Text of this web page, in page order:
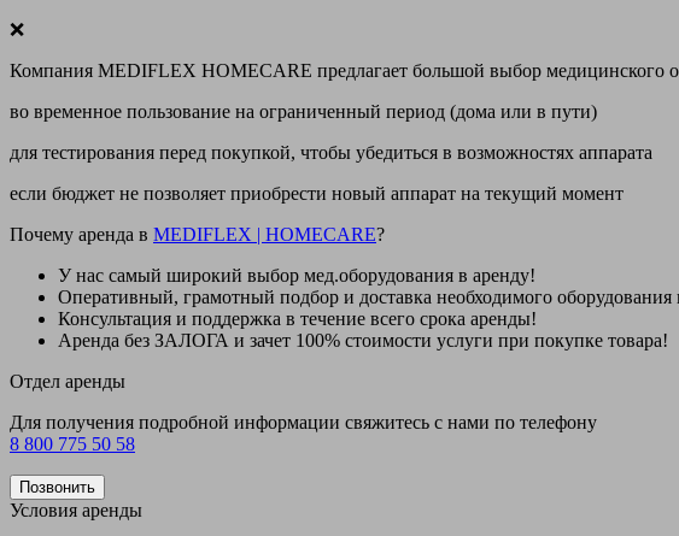
❌
Компания MEDIFLEX HOMECARE предлагает большой выбор медицинского
во временное пользование на ограниченный период (дома или в пути)
для тестирования перед покупкой, чтобы убедиться в возможностях аппарата
если бюджет не позволяет приобрести новый аппарат на текущий момент
Почему аренда в MEDIFLEX | HOMECARE?
У нас самый широкий выбор мед.оборудования в аренду!
Оперативный, грамотный подбор и доставка необходимого оборудования
Консультация и поддержка в течение всего срока аренды!
Аренда без ЗАЛОГА и зачет 100% стоимости услуги при покупке товара!
Отдел аренды
Для получения подробной информации свяжитесь с нами по телефону
8 800 775 50 58
Позвонить
Условия аренды